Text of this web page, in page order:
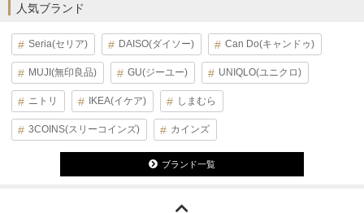
人気ブランド
Seria(セリア) DAISO(ダイソー) Can Do(キャンドゥ)
MUJI(無印良品) GU(ジーユー) UNIQLO(ユニクロ)
ニトリ IKEA(イケア) しまむら
3COINS(スリーコインズ) カインズ
ブランド一覧